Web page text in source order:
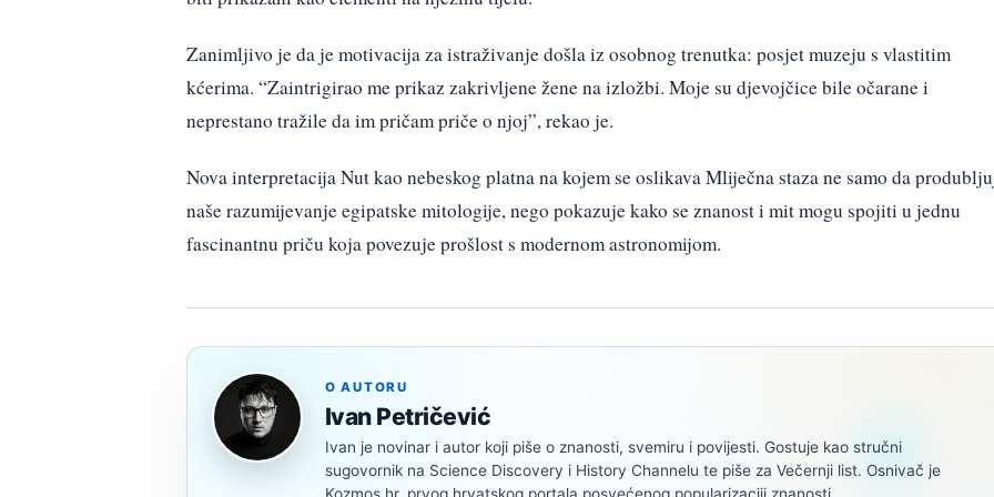
Zanimljivo je da je motivacija za istraživanje došla iz osobnog trenutka: posjet muzeju s vlastitim
kćerima. “Zaintrigirao me prikaz zakrivljene žene na izložbi. Moje su djevojčice bile očarane i
neprestano tražile da im pričam priče o njoj”, rekao je.
Nova interpretacija Nut kao nebeskog platna na kojem se oslikava Mliječna staza ne samo da
naše razumijevanje egipatske mitologije, nego pokazuje kako se znanost i mit mogu spojiti u jednu
fascinantnu priču koja povezuje prošlost s modernom astronomijom.
O AUTORU
Ivan Petričević
Ivan je novinar i autor koji piše o znanosti, svemiru i povijesti. Gostuje kao stručni
sugovornik na Science Discovery i History Channelu te piše za Večernji list. Osnivač je